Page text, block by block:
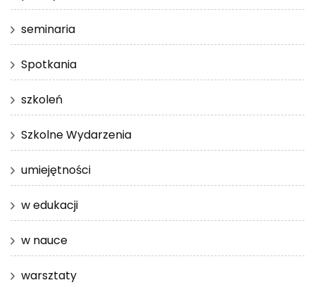
seminaria
Spotkania
szkoleń
Szkolne Wydarzenia
umiejętności
w edukacji
w nauce
warsztaty